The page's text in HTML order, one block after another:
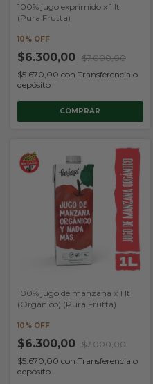
100% jugo exprimido x 1 lt
(Pura Frutta)
10% OFF
$6.300,00 $7.000,00
$5.670,00 con Transferencia o
depósito
100% jugo de manzana x 1 lt
(Organico) (Pura Frutta)
10% OFF
$6.300,00 $7.000,00
$5.670,00 con Transferencia o
depósito